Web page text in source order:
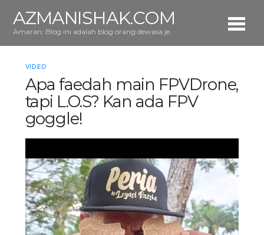
AZMANISHAK.COM
Amaran: Blog ini adalah blog orang dewasa je.
VIDEO
Apa faedah main FPVDrone,
tapi L.O.S? Kan ada FPV
goggle!